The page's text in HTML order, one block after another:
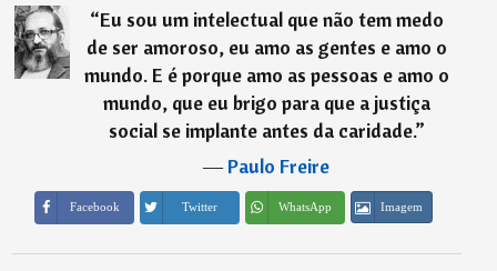
“Eu sou um intelectual que não tem medo
de ser amoroso, eu amo as gentes e amo o
mundo. E é porque amo as pessoas e amo o
mundo, que eu brigo para que a justiça
social se implante antes da caridade.”
―Paulo Freire
Facebook Twitter WhatsApp Imagem